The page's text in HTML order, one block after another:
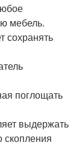
мебель.
сохранять
поглощать
выдержать
скопления